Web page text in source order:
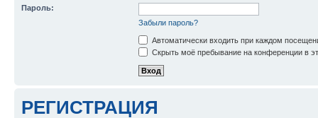
Пароль:
Забыли пароль?
Автоматически входить при каждом
Скрыть моё пребывание на конференции в
РЕГИСТРАЦИЯ